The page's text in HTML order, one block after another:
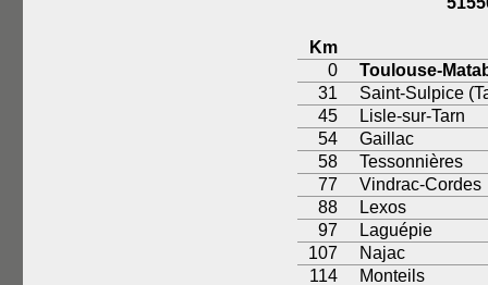
Km
0
Toulouse-
31
Saint-Sulpice
45
Lisle-sur-Tarn
54
Gaillac
58
Tessonnières
77
Vindrac-Cordes
88
Lexos
97
Laguépie
107
Najac
114
Monteils